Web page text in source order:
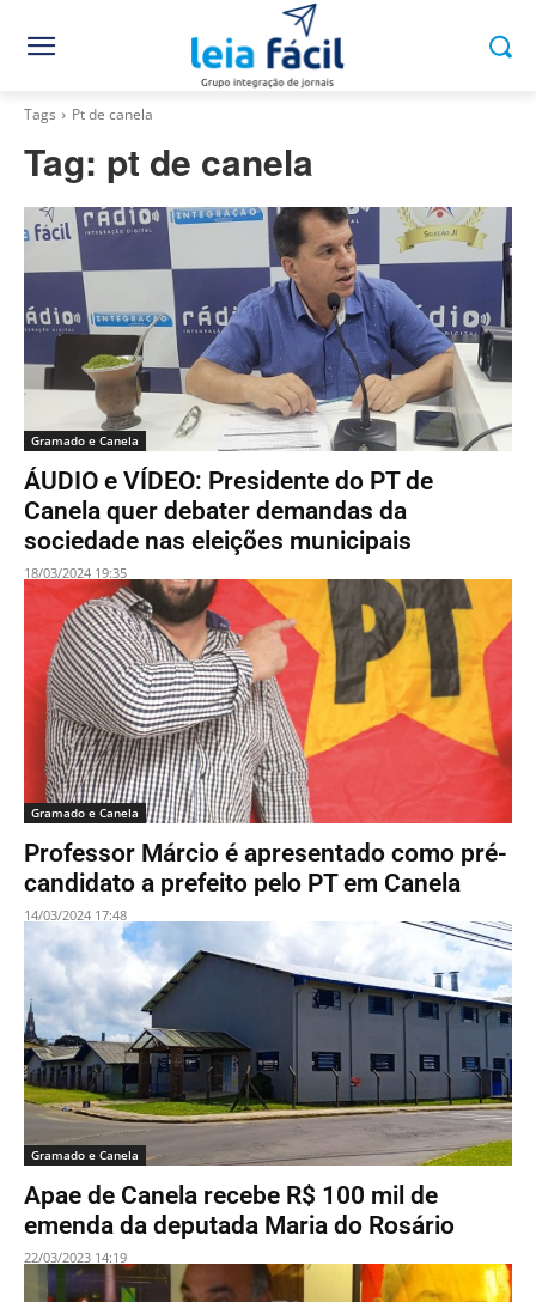
Tags Pt de canela
Tag: pt de canela
Gramado e Canela
ÁUDIO e VÍDEO: Presidente do PT de
Canela quer debater demandas da
sociedade nas eleições municipais
18/03/2024 19:35
Gramado e Canela
Professor Márcio é apresentado como pré-
candidato a prefeito pelo PT em Canela
14/03/2024 17:48
Gramado e Canela
Apae de Canela recebe R$ 100 mil de
emenda da deputada Maria do Rosário
22/03/2023 14:19